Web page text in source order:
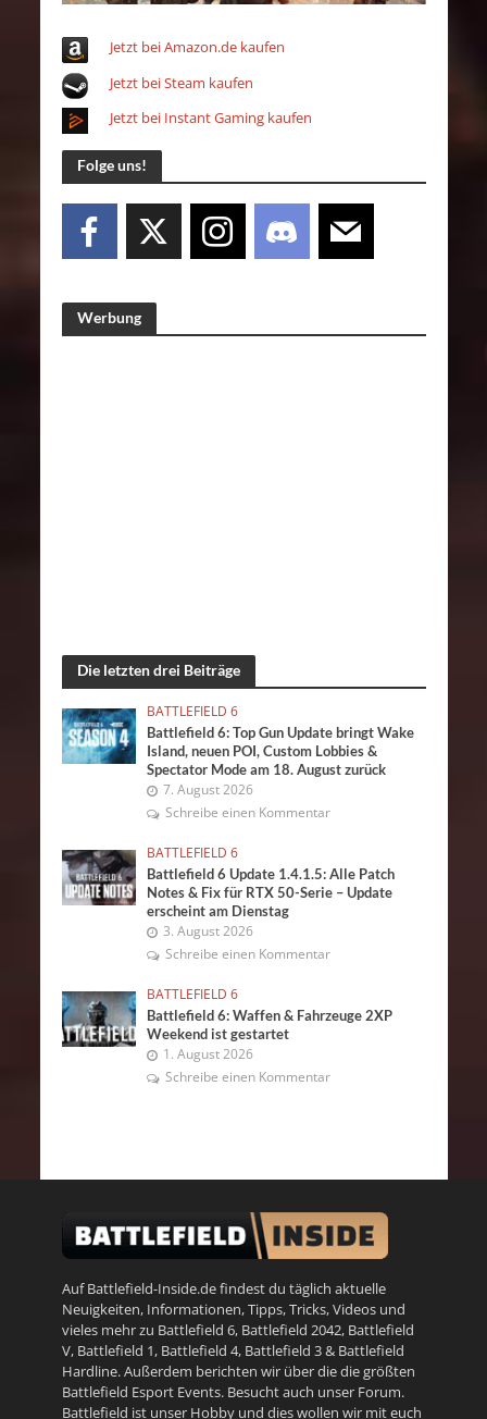
Jetzt bei Amazon.de kaufen
Jetzt bei Steam kaufen
Jetzt bei Instant Gaming kaufen
Folge uns!
Werbung
Die letzten drei Beiträge
BATTLEFIELD 6
Battlefield 6: Top Gun Update bringt Wake
Island, neuen POI, Custom Lobbies &
Spectator Mode am 18. August zurück
7. August 2026
Schreibe einen Kommentar
BATTLEFIELD 6
Battlefield 6 Update 1.4.1.5: Alle Patch
Notes & Fix für RTX 50-Serie – Update
erscheint am Dienstag
3. August 2026
Schreibe einen Kommentar
BATTLEFIELD 6
Battlefield 6: Waffen & Fahrzeuge 2XP
Weekend ist gestartet
1. August 2026
Schreibe einen Kommentar
Auf Battlefield-Inside.de findest du täglich aktuelle
Neuigkeiten, Informationen, Tipps, Tricks, Videos und
vieles mehr zu Battlefield 6, Battlefield 2042, Battlefield
V, Battlefield 1, Battlefield 4, Battlefield 3& Battlefield
Hardline. Außerdem berichten wir über die die größten
Battlefield Esport Events. Besucht auch unser Forum.
Battlefield ist unser Hobby und dies wollen wir mit euch